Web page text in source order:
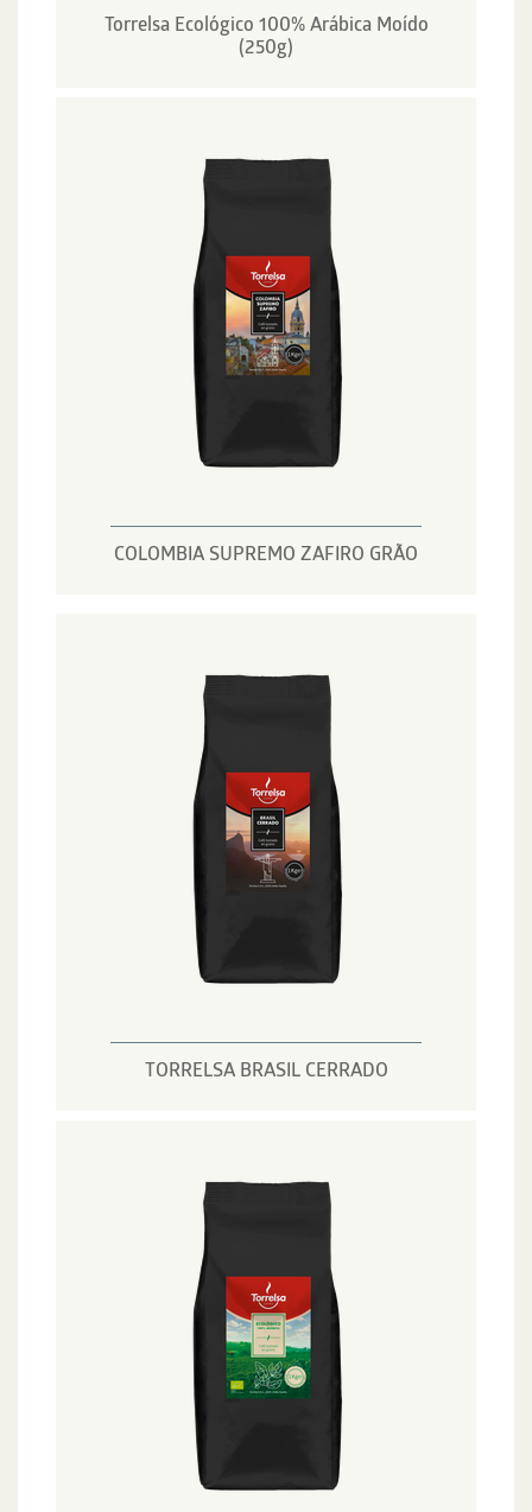
Torrelsa Ecológico 100% Arábica Moído
(250g)
COLOMBIA SUPREMO ZAFIRO GRÃO
TORRELSA BRASIL CERRADO